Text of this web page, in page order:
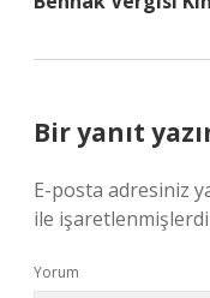
Bir yanıt
E-posta adresiniz
ile
Yorum